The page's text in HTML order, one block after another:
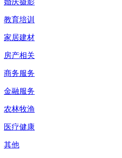
婚庆摄影
教育培训
家居建材
房产相关
商务服务
金融服务
农林牧渔
医疗健康
其他